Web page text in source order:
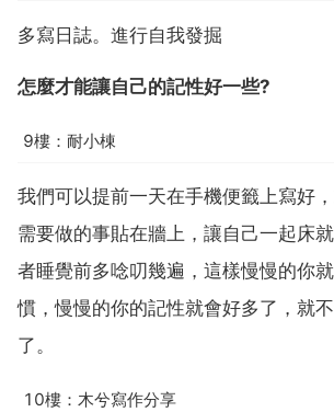
多寫日誌。進行自我發掘
怎麼才能讓自己的記性好一些?
9樓：耐小棟
我們可以提前一天在手機便籤上寫好
需要做的事貼在牆上，讓自己一起床
者睡覺前多唸叨幾遍，這樣慢慢的你
慣，慢慢的你的記性就會好多了，就
了。
10樓：木兮寫作分享